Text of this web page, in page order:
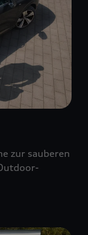
zur sauberen